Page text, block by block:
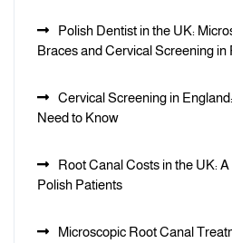
Polish Dentist in the UK:
Braces and Cervical Screening in
Cervical Screening in
Need to Know
Root Canal Costs in the UK:
Polish Patients
Microscopic Root Canal